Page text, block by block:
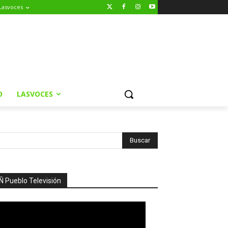
LASVOCES
Ñ Pueblo Televisión